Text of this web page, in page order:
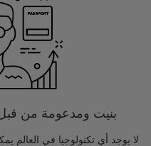
بنيت ومدعومة من
لا يوجد أي تكنولوجيا في العالم